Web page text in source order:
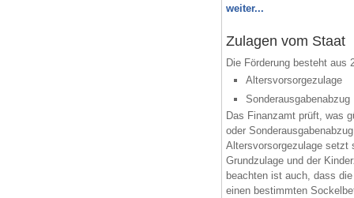
weiter...
Zulagen vom Staat
Die Förderung besteht aus
Altersvorsorgezulage
Sonderausgabenabzug
Das Finanzamt prüft, was
oder
Altersvorsorgezulage setzt
Grundzulage und der
beachten ist auch, dass
einen bestimmten